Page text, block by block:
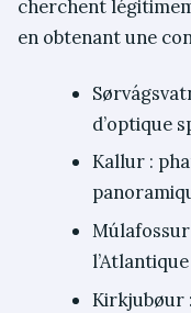
cherchent
en obtenant une
d’optique
Kallur :
l’Atlantique
Kirkjubøur